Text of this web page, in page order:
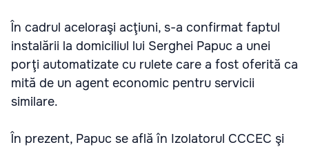
În cadrul aceloraşi acţiuni, s-a confirmat faptul
instalării la domiciliul lui Serghei Papuc a unei
porţi automatizate cu rulete care a fost oferită ca
mită de un agent economic pentru servicii
similare.
În prezent, Papuc se află în Izolatorul CCCEC şi